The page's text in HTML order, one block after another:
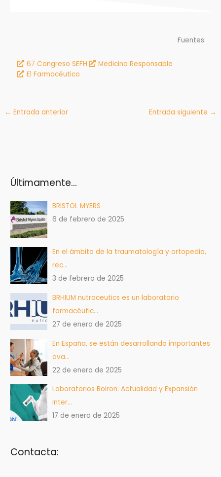
Fuentes:
67 Congreso SEFH
Medicina Responsable
El Farmacéutico
← Entrada anterior Entrada siguiente →
Últimamente…
BRISTOL MYERS
6 de febrero de 2025
En el ámbito de la traumatología y ortopedia,
rec…
3 de febrero de 2025
BRHIUM nutraceutics es un laboratorio
farmacéutic…
27 de enero de 2025
En España, se están desarrollando importantes
ava…
22 de enero de 2025
Laboratorios Boiron: Actualidad y Expansión
Inter…
17 de enero de 2025
Contacta: